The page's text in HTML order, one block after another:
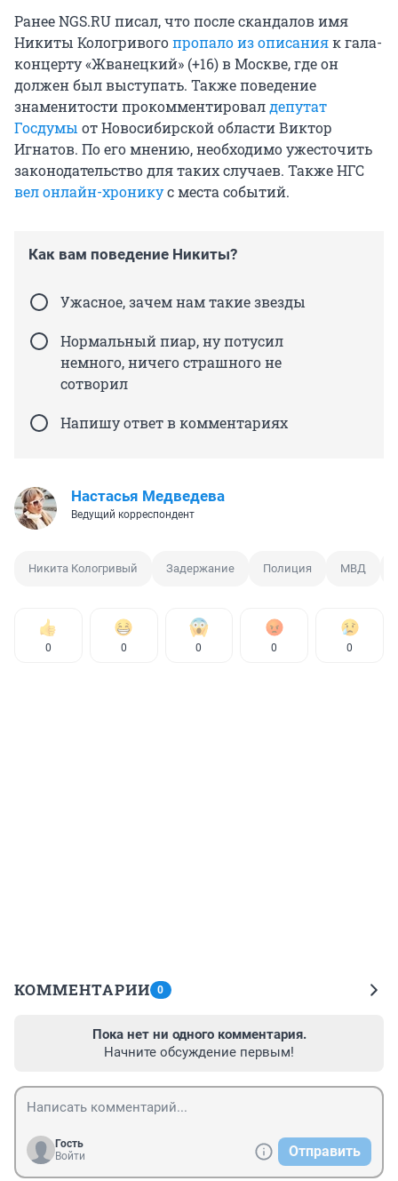
Ранее NGS.RU писал, что после скандалов имя
Никиты Кологривогопропало из описанияк гала-
концерту «Жванецкий» (+16) в Москве, где он
должен был выступать. Также поведение
знаменитости прокомментировалдепутат
Госдумы от Новосибирской области Виктор
Игнатов. По его мнению, необходимо ужесточить
законодательство для таких случаев. Также НГС
вел онлайн-хроникус места событий.
Как вам поведение Никиты?
Ужасное, зачем нам такие звезды
Нормальный пиар, ну потусил
немного, ничего страшного не
сотворил
Напишу ответ в комментариях
Настасья Медведева
Ведущий корреспондент
Никита Кологривый Задержание Полиция МВД
0 0 0 0 0
КОММЕНТАРИИ 0
Пока нет ни одного комментария.
Начните обсуждение первым!
Гость
Войти
Отправить